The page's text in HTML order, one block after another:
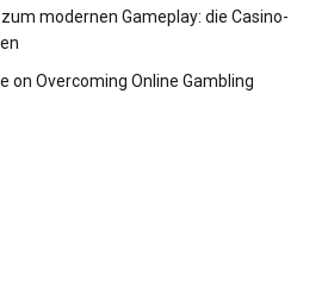
modernen Gameplay: die Casino-
on Overcoming Online Gambling